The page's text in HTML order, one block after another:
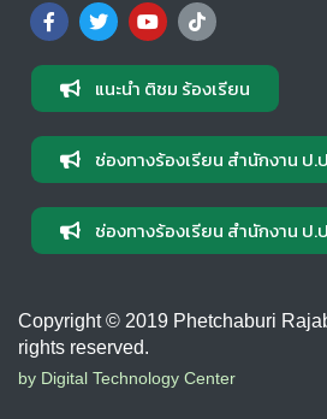
แนะนำ ติชม ร้องเรียน
ช่องทางร้องเรียน สำนักงาน ป.
ช่องทางร้องเรียน สำนักงาน ป.
Copyright © 2019 Phetchaburi
rights reserved.
by Digital Technology Center